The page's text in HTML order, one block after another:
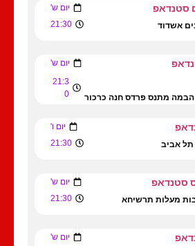
סטנדאפ יום ש'
אשדוד 21:30
יום ש'
הבמה מתנס פרדס חנה כרכור
21:3
0
יום ו'
תל אביב 21:30
סטנדאפ יום ש'
מעלות תרשיחא 21:30
יום ש'